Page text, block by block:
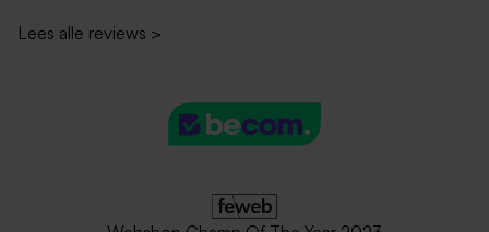
Lees alle reviews >